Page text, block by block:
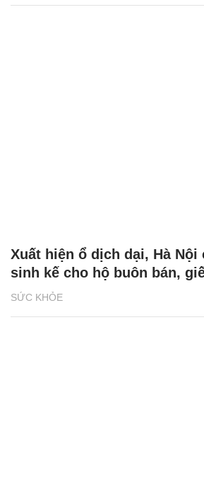
SỨC KHỎE
Xuất hiện ổ dịch dại, Hà Nội
sinh kế cho hộ buôn bán,